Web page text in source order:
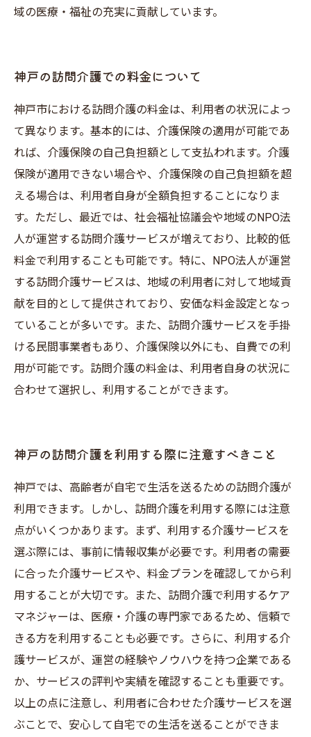
域の医療・福祉の充実に貢献しています。
神戸の訪問介護での料金について
神戸市における訪問介護の料金は、利用者の状況によっ
て異なります。基本的には、介護保険の適用が可能であ
れば、介護保険の自己負担額として支払われます。介護
保険が適用できない場合や、介護保険の自己負担額を超
える場合は、利用者自身が全額負担することになりま
す。ただし、最近では、社会福祉協議会や地域のNPO法
人が運営する訪問介護サービスが増えており、比較的低
料金で利用することも可能です。特に、NPO法人が運営
する訪問介護サービスは、地域の利用者に対して地域貢
献を目的として提供されており、安価な料金設定となっ
ていることが多いです。また、訪問介護サービスを手掛
ける民間事業者もあり、介護保険以外にも、自費での利
用が可能です。訪問介護の料金は、利用者自身の状況に
合わせて選択し、利用することができます。
神戸の訪問介護を利用する際に注意すべきこと
神戸では、高齢者が自宅で生活を送るための訪問介護が
利用できます。しかし、訪問介護を利用する際には注意
点がいくつかあります。まず、利用する介護サービスを
選ぶ際には、事前に情報収集が必要です。利用者の需要
に合った介護サービスや、料金プランを確認してから利
用することが大切です。また、訪問介護で利用するケア
マネジャーは、医療・介護の専門家であるため、信頼で
きる方を利用することも必要です。さらに、利用する介
護サービスが、運営の経験やノウハウを持つ企業である
か、サービスの評判や実績を確認することも重要です。
以上の点に注意し、利用者に合わせた介護サービスを選
ぶことで、安心して自宅での生活を送ることができま